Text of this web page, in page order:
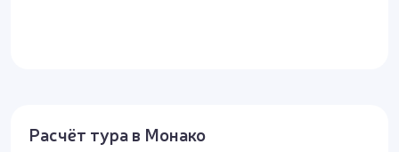
Спортинг-Клаб и множество оздоровительных
Расчёт тура в Монако